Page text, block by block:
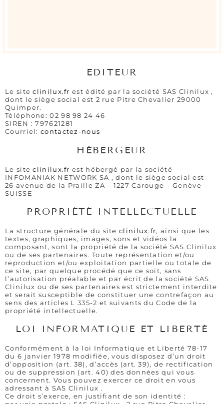
EDITEUR
Le siteclinilux.fr est édité par la société SAS Clinilux ,
dont le siège social est 2 rue Pitre Chevalier 29000
Quimper.
Téléphone: 02 98 98 24 46
SIREN : 797621281
Courriel: contactez-nous
HÉBERGEUR
Le siteclinilux.fr est hébergé par la société
INFOMANIAK NETWORK SA , dont le siège social est
26 avenue de la Praille ZA – 1227 Carouge – Genève –
SUISSE
PROPRIÉTÉ INTELLECTUELLE
La structure générale du site clinilux.fr, ainsi que les
textes, graphiques, images, sons et vidéos la
composant, sont la propriété de la société SAS Clinilux
ou de ses partenaires. Toute représentation et/ou
reproduction et/ou exploitation partielle ou totale de
ce site, par quelque procédé que ce soit, sans
l’autorisation préalable et par écrit de la société SAS
Clinilux ou de ses partenaires est strictement interdite
et serait susceptible de constituer une contrefaçon au
sens des articles L 335-2 et suivants du Code de la
propriété intellectuelle.
LOI INFORMATIQUE ET LIBERTÉ
Conformément à la loi Informatique et Liberté 78-17
du 6 janvier 1978 modifiée, vous disposez d’un droit
d’opposition (art. 38), d’accès (art. 39), de rectification
ou de suppression (art. 40) des données qui vous
concernent. Vous pouvez exercer ce droit en vous
adressant à SAS Clinilux .
Ce droit s’exerce, en justifiant de son identité :